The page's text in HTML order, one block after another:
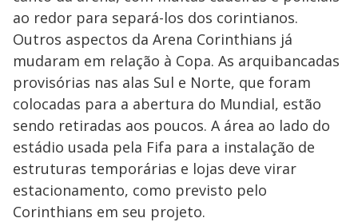
ao redor para separá-los dos corintianos.
Outros aspectos da Arena Corinthians já
mudaram em relação à Copa. As arquibancadas
provisórias nas alas Sul e Norte, que foram
colocadas para a abertura do Mundial, estão
sendo retiradas aos poucos. A área ao lado do
estádio usada pela Fifa para a instalação de
estruturas temporárias e lojas deve virar
estacionamento, como previsto pelo
Corinthians em seu projeto.